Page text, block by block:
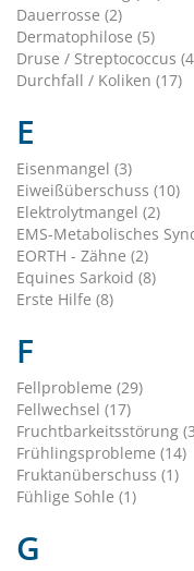
Dauerrosse (2)
Dermatophilose (5)
Druse / Streptococcus
Durchfall / Koliken (17)
E
Eisenmangel (3)
Eiweißüberschuss (10)
Elektrolytmangel (2)
EMS-Metabolisches
EORTH - Zähne (2)
Equines Sarkoid (8)
Erste Hilfe (8)
F
Fellprobleme (29)
Fellwechsel (17)
Fruchtbarkeitsstörung
Frühlingsprobleme (14)
Fruktanüberschuss (1)
Fühlige Sohle (1)
G